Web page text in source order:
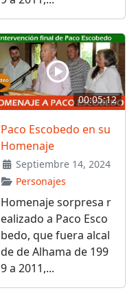
00:05:12
Paco Escobedo en su
Homenaje
Septiembre 14, 2024
Personajes
Homenaje sorpresa r
ealizado a Paco Esco
bedo, que fuera alcal
de de Alhama de 199
9 a 2011,...